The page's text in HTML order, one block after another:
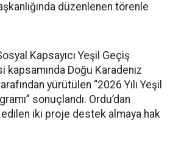
düzenlenen törenle
Kapsayıcı Yeşil Geçiş
kapsamında Doğu Karadeniz
yürütülen “2026 Yılı Yeşil
sonuçlandı. Ordu’dan
iki proje destek almaya hak